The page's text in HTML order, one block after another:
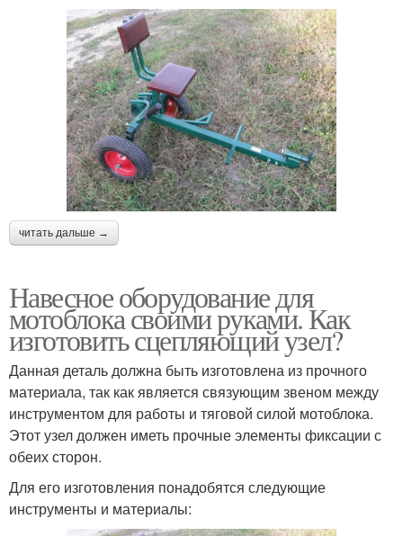
читать дальше →
Навесное оборудование для
мотоблока своими руками. Как
изготовить сцепляющий узел?
Данная деталь должна быть изготовлена из прочного
материала, так как является связующим звеном между
инструментом для работы и тяговой силой мотоблока.
Этот узел должен иметь прочные элементы фиксации с
обеих сторон.
Для его изготовления понадобятся следующие
инструменты и материалы: